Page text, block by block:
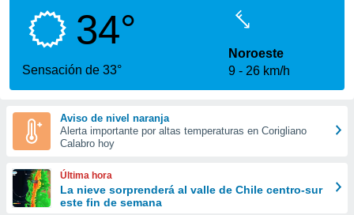
que se
calidad.
a este
las
y
forma
digital
basada
34°
Sensación de 33°
Noroeste
9
26 km/h
Aviso de nivel naranja
Alerta importante por altas temperaturas en Corigliano
Calabro hoy
Última hora
La nieve sorprenderá al valle de Chile centro-sur
este fin de semana